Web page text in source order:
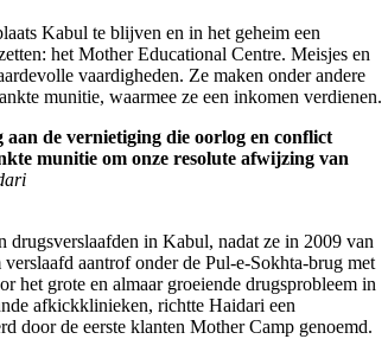
Kabul te blijven en in het geheim een
het Mother Educational Centre. Meisjes en
vaardigheden. Ze maken onder andere
munitie, waarmee ze een inkomen verdienen.
aan de vernietiging die oorlog en conflict
munitie om onze resolute afwijzing van
in Kabul, nadat ze in 2009 van
aantrof onder de Pul-e-Sokhta-brug met
het grote en almaar groeiende drugsprobleem in
afkickklinieken, richtte Haidari een
door de eerste klanten Mother Camp genoemd.